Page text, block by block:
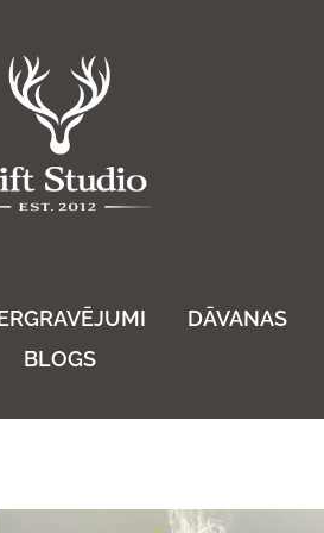
DĀVANAS
BLOGS